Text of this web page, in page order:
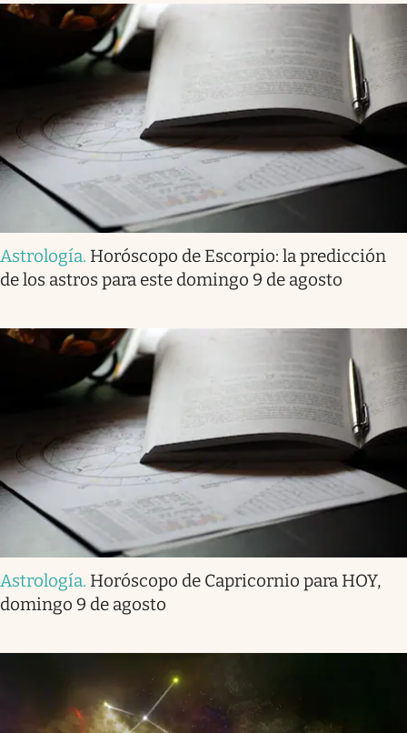
Astrología. Horóscopo de Escorpio: la predicción
de los astros para este domingo 9 de agosto
Astrología. Horóscopo de Capricornio para HOY,
domingo 9 de agosto